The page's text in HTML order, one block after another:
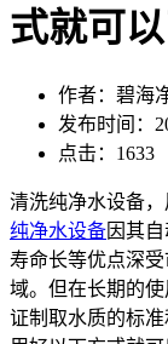
式就可
作者：碧海
发布时间：
点击：1633
清洗纯净水设备
纯净水设备因其
寿命长等优点深
域。但在长期的
证制取水质的标